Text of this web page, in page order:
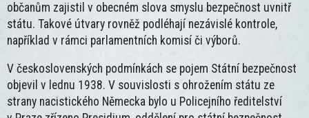
občanům zajistil v obecném slova smyslu bezpečnost uvnitř
státu. Takové útvary rovněž podléhají nezávislé kontrole,
například v rámci parlamentních komisí či výborů.
V československých podmínkách se pojem Státní bezpečnost
objevil v lednu 1938. V souvislosti s ohrožením státu ze
strany nacistického Německa bylo u Policejního ředitelství